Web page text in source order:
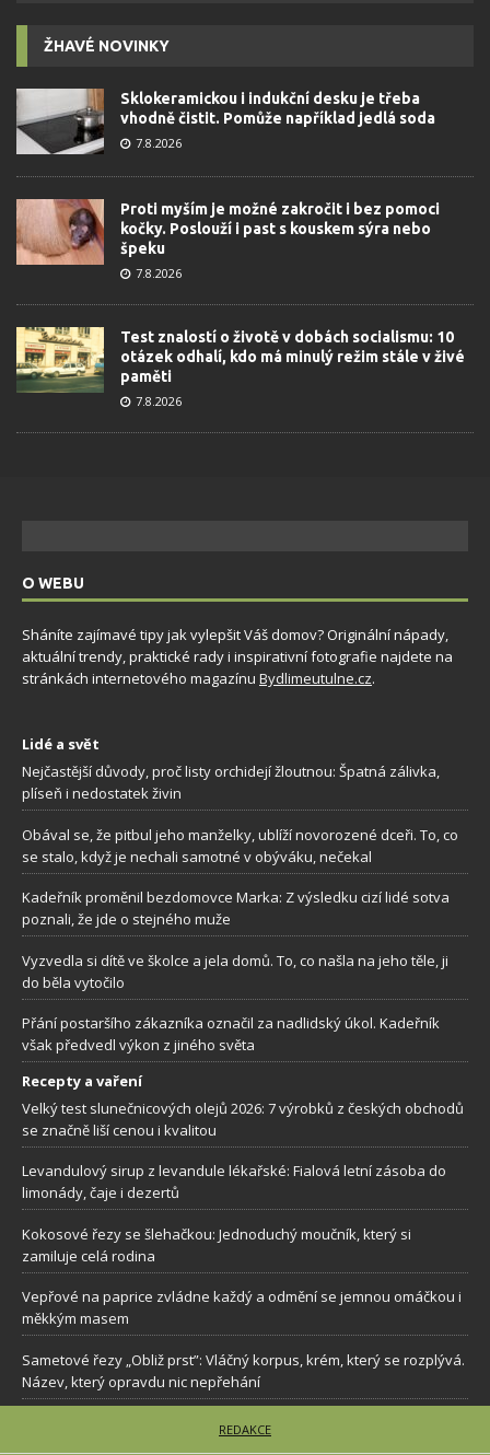
ŽHAVÉ NOVINKY
Sklokeramickou i indukční desku je třeba
vhodně čistit. Pomůže například jedlá soda
7.8.2026
Proti myším je možné zakročit i bez pomoci
kočky. Poslouží i past s kouskem sýra nebo
špeku
7.8.2026
Test znalostí o životě v dobách socialismu: 10
otázek odhalí, kdo má minulý režim stále v živé
paměti
7.8.2026
O WEBU
Sháníte zajímavé tipy jak vylepšit Váš domov? Originální nápady,
aktuální trendy, praktické rady i inspirativní fotografie najdete na
stránkách internetového magazínu Bydlimeutulne.cz.
Lidé a svět
Nejčastější důvody, proč listy orchidejí žloutnou: Špatná zálivka,
plíseň i nedostatek živin
Obával se, že pitbul jeho manželky, ublíží novorozené dceři. To, co
se stalo, když je nechali samotné v obýváku, nečekal
Kadeřník proměnil bezdomovce Marka: Z výsledku cizí lidé sotva
poznali, že jde o stejného muže
Vyzvedla si dítě ve školce a jela domů. To, co našla na jeho těle, ji
do běla vytočilo
Přání postaršího zákazníka označil za nadlidský úkol. Kadeřník
však předvedl výkon z jiného světa
Recepty a vaření
Velký test slunečnicových olejů 2026: 7 výrobků z českých obchodů
se značně liší cenou i kvalitou
Levandulový sirup z levandule lékařské: Fialová letní zásoba do
limonády, čaje i dezertů
Kokosové řezy se šlehačkou: Jednoduchý moučník, který si
zamiluje celá rodina
Vepřové na paprice zvládne každý a odmění se jemnou omáčkou i
měkkým masem
Sametové řezy „Obliž prst”: Vláčný korpus, krém, který se rozplývá.
Název, který opravdu nic nepřehání
REDAKCE